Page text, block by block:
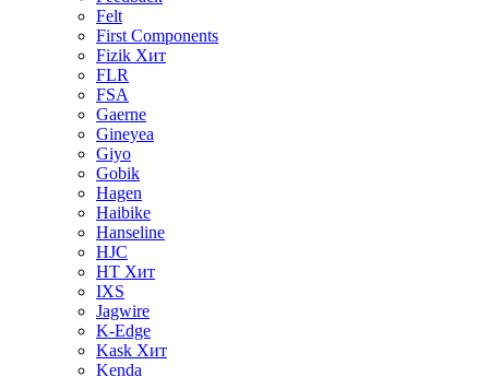
Felt
First Components
Fizik Хит
FLR
FSA
Gaerne
Gineyea
Giyo
Gobik
Hagen
Haibike
Hanseline
HJC
HT Хит
IXS
Jagwire
K-Edge
Kask Хит
Kenda